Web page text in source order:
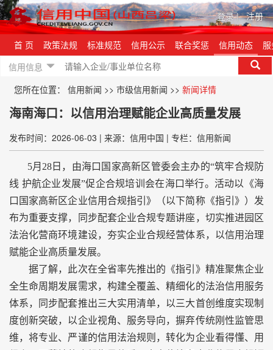
登录| 注册
首 页 政策法规 标准规范 信用公示 联合奖惩 信用动态
信用信息
您所在位置： 信用新闻 >> 市级信用新闻 >> 新闻详情
海南海口：以信用治理赋能企业高质量发展
发布时间：2026-06-03 | 来源：信用中国 | 专栏：信用新闻
5月28日，由海口国家高新区管委会主办的“筑牢合规防
线 护航企业发展”促企合规培训会在海口举行。活动以《海
口国家高新区企业信用合规指引》（以下简称《指引》）发
布为重要支撑，同步配套企业合规专题讲座，切实推进园区
法治化营商环境建设，夯实企业合规经营体系，以信用治理
赋能企业高质量发展。
据了解，此次在全省率先推出的《指引》精准聚焦企业
全生命周期发展需求，构建全覆盖、精细化的法治信用服务
体系，同步配套推出三大实用清单，以三大首创维度实现制
度创新突破，以企业视角、服务导向，摒弃传统刚性监管思
维，将专业、严谨的信用法治规则，转化为企业看得懂、用